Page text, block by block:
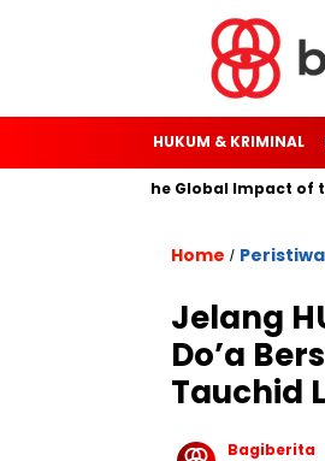
HUKUM & KRIMINAL
Soccer: The Global Impact of the
Home / Peristiwa
Jelang
Do’a
Tauchid
Bagiberita